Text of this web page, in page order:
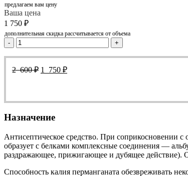
предлагаем вам цену
Ваша цена
1 750 ₽
дополнительная скидка рассчитывается от объема
- +
2 600₽ Первоначальная
600 ₽.
1 750 ₽Текущая
Назначение
Антисептическое средство. При соприкосновении
образует с белками комплексные соединения —
раздражающее, прижигающее и дубящее действие).
Способность калия перманганата обезвреживать